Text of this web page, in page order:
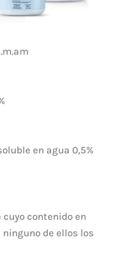
en agua 0,5%
contenido en
de ellos los